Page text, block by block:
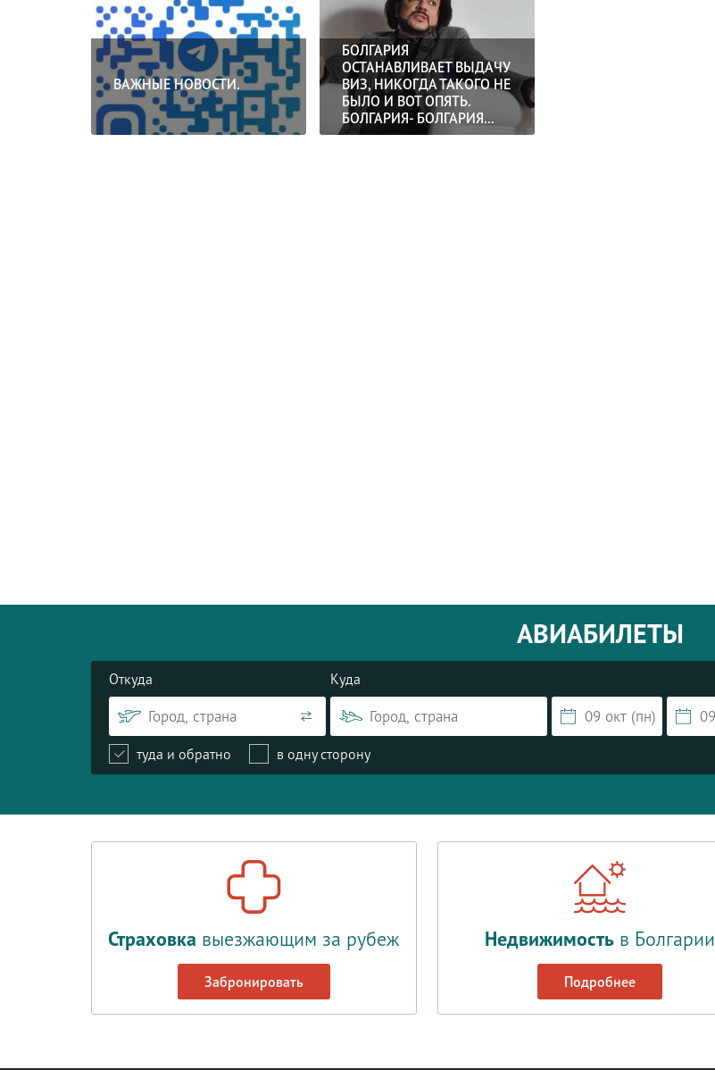
ВАЖНЫЕ НОВОСТИ.
БОЛГАРИЯ
ОСТАНАВЛИВАЕТ ВЫДАЧУ
ВИЗ, НИКОГДА ТАКОГО НЕ
БЫЛО И ВОТ ОПЯТЬ.
БОЛГАРИЯ- БОЛГАРИЯ...
АВИАБИЛЕТЫ
Откуда Куда
туда и обратно в одну сторону
Страховка выезжающим за рубеж
Забронировать
Недвижимостьв Болгарии
Подробнее